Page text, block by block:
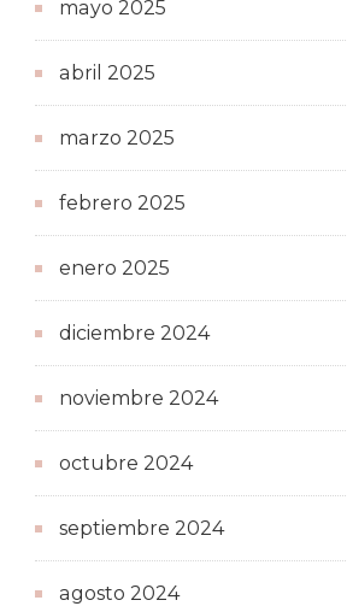
mayo 2025
abril 2025
marzo 2025
febrero 2025
enero 2025
diciembre 2024
noviembre 2024
octubre 2024
septiembre 2024
agosto 2024